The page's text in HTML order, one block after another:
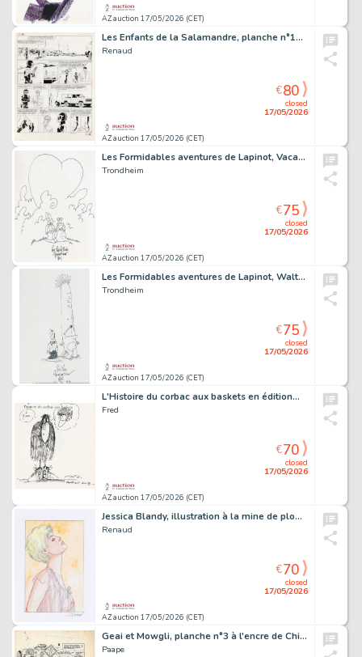
AZ auction 17/05/2026 (CET)
Les Enfants de la Salamandre, planche n°11 à…
Renaud
AZ auction 17/05/2026 (CET)
closed
17/05/2026
€80
Les Formidables aventures de Lapinot, Vacances de…
Trondheim
AZ auction 17/05/2026 (CET)
closed
17/05/2026
€75
Les Formidables aventures de Lapinot, Walter en…
Trondheim
AZ auction 17/05/2026 (CET)
closed
17/05/2026
€75
L'Histoire du corbac aux baskets en édition…
Fred
AZ auction 17/05/2026 (CET)
closed
17/05/2026
€70
Jessica Blandy, illustration à la mine de plomb…
Renaud
AZ auction 17/05/2026 (CET)
closed
17/05/2026
€70
Geai et Mowgli, planche n°3 à l'encre de Chine…
Paape